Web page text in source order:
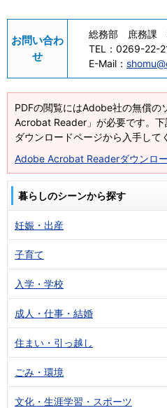
お問い合わ
せ
総務部 庶務課
TEL： 0269-22-
E-Mail：
PDFの閲覧にはAdobe社の無償の
Acrobat Reader」が必要です。
ダウンロードページから入手して
Adobe Acrobat Readerダウンロ
暮らしのシーンから探す
妊娠・出産
子育て
入学・学校
成人・仕事・結婚
住まい・引っ越し
ごみ・環境
文化・生涯学習・スポーツ